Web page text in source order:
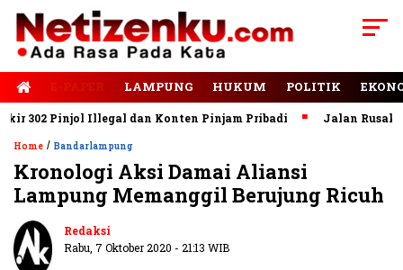
LAMPUNG HUKUM POLITIK
Pinjol Illegal dan Konten Pinjam Pribadi Jalan Rusak
Home / Bandarlampung
Kronologi Aksi Damai Aliansi
Lampung Memanggil Berujung Ricuh
Redaksi
Rabu, 7 Oktober 2020 - 21:13 WIB